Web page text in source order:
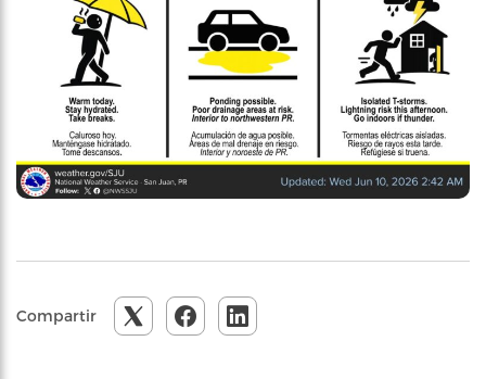
Compartir